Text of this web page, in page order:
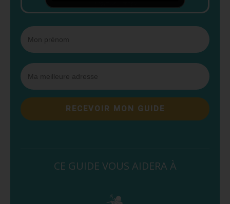
RECEVOIR MON GUIDE
CE GUIDE VOUS AIDERA À